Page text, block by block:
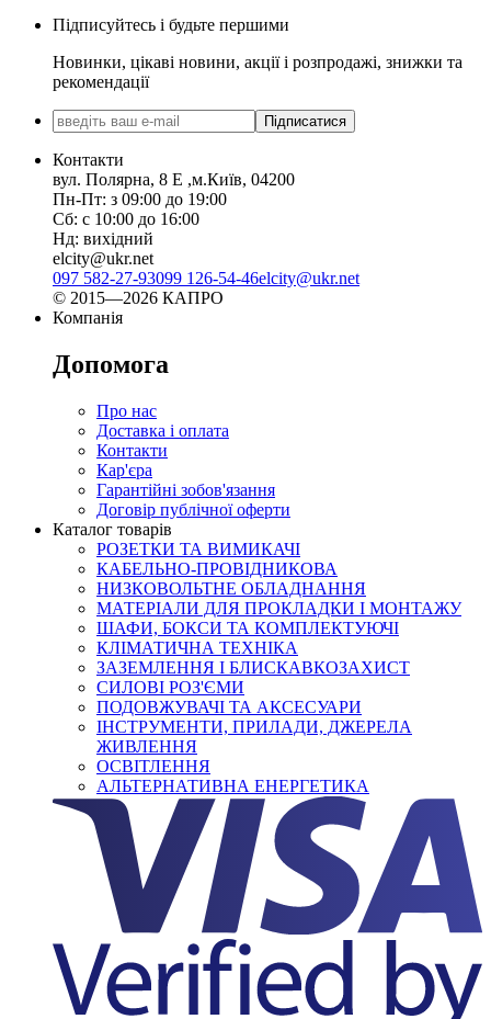
Підписуйтесь і будьте першими
Новинки, цікаві новини, акції і розпродажі, знижки та
рекомендації
Підписатися
Контакти
вул. Полярна, 8 Е ,м.Київ, 04200
Пн-Пт: з 09:00 до 19:00
Сб: с 10:00 до 16:00
Нд: вихідний
elcity@ukr.net
097 582-27-93099 126-54-46elcity@ukr.net
© 2015—2026 КАПРО
Компанія
Допомога
Про нас
Доставка і оплата
Контакти
Кар'єра
Гарантійні зобов'язання
Договір публічної оферти
Каталог товарів
РОЗЕТКИ ТА ВИМИКАЧІ
КАБЕЛЬНО-ПРОВІДНИКОВА
НИЗКОВОЛЬТНЕ ОБЛАДНАННЯ
МАТЕРІАЛИ ДЛЯ ПРОКЛАДКИ І МОНТАЖУ
ШАФИ, БОКСИ ТА КОМПЛЕКТУЮЧІ
КЛІМАТИЧНА ТЕХНІКА
ЗАЗЕМЛЕННЯ І БЛИСКАВКОЗАХИСТ
СИЛОВІ РОЗ'ЄМИ
ПОДОВЖУВАЧІ ТА АКСЕСУАРИ
ІНСТРУМЕНТИ, ПРИЛАДИ, ДЖЕРЕЛА
ЖИВЛЕННЯ
ОСВІТЛЕННЯ
АЛЬТЕРНАТИВНА ЕНЕРГЕТИКА